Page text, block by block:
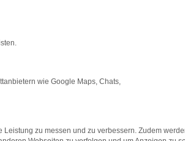
die Seite in einem anderen Browser
wie Google Maps, Chats,
zu messen und zu verbessern. Zudem